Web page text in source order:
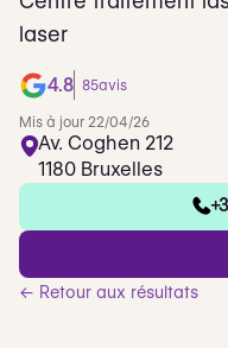
laser
4.8 85avis
Mis à jour 22/04/26
Av. Coghen 212
1180 Bruxelles
← Retour aux résultats